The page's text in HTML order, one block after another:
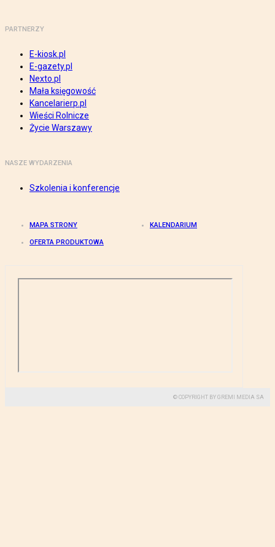
PARTNERZY
E-kiosk.pl
E-gazety.pl
Nexto.pl
Mała księgowość
Kancelarierp.pl
Wieści Rolnicze
Życie Warszawy
NASZE WYDARZENIA
Szkolenia i konferencje
MAPA STRONY KALENDARIUM
OFERTA PRODUKTOWA
© COPYRIGHT BY GREMI MEDIA SA